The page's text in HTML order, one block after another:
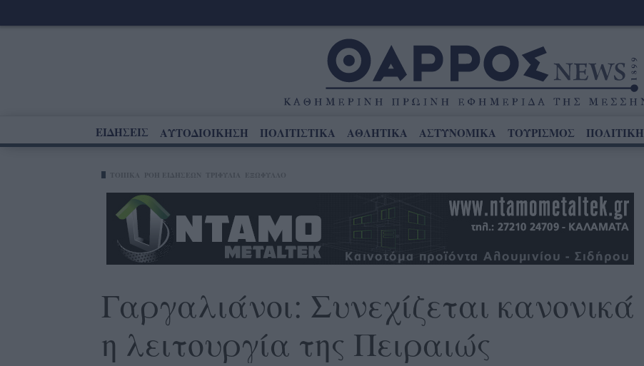
ΕΙΔΗΣΕΙΣ ΑΥΤΟΔΙΟΙΚΗΣΗ ΠΟΛΙΤΙΣΤΙΚΑ ΑΘΛΗΤΙΚΑ ΑΣΤΥΝΟΜΙΚΑ ΤΟΥΡΙΣΜΟΣ ΠΟΛΙΤΙΚΗ
Γαργαλιάνοι: Συνεχίζεται κανονικά
η λειτουργία της Πειραιώς